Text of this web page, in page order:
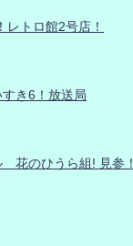
レトロ館2号店！
き6！放送局
花のひうら組! 見参！